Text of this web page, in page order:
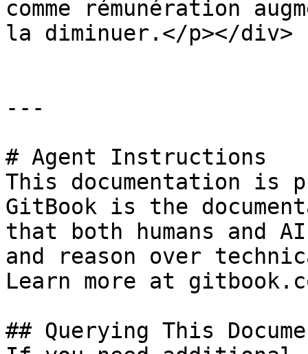
comme rémunération
la diminuer.</p></div>
---
# Agent Instructions
This documentation is
GitBook is the
that both humans and
and reason over
Learn more at
## Querying This